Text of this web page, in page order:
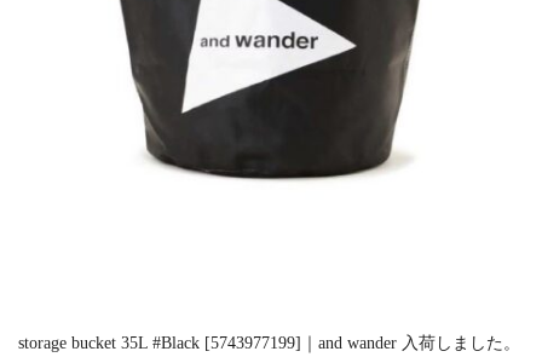
storage bucket 35L #Black [5743977199]｜and wander 入荷しました。